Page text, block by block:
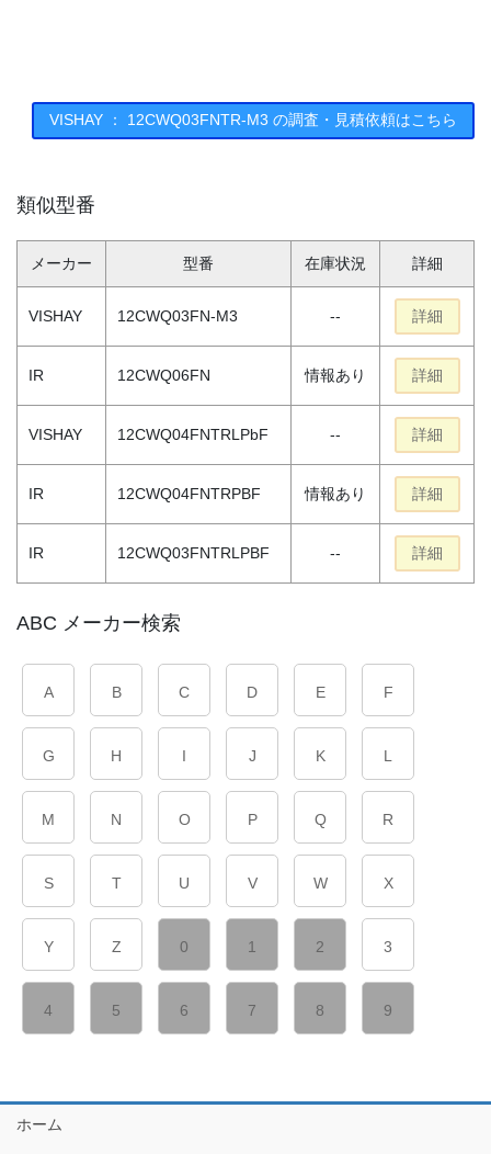
VISHAY ： 12CWQ03FNTR-M3 の調査・見積依頼はこちら
類似型番
メーカー 型番 在庫状況 詳細
VISHAY 12CWQ03FN-M3 -- 詳細
IR 12CWQ06FN 情報あり 詳細
VISHAY 12CWQ04FNTRLPbF -- 詳細
IR 12CWQ04FNTRPBF 情報あり 詳細
IR 12CWQ03FNTRLPBF -- 詳細
ABC メーカー検索
A B C D E F
G H I J K L
M N O P Q R
S T U V W X
Y Z 0 1 2 3
4 5 6 7 8 9
ホーム